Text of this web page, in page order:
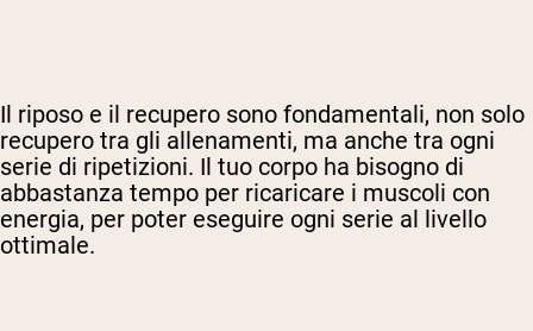
Il riposo e il recupero sono fondamentali, non solo
recupero tra gli allenamenti, ma anche tra ogni
serie di ripetizioni. Il tuo corpo ha bisogno di
abbastanza tempo per ricaricare i muscoli con
energia, per poter eseguire ogni serie al livello
ottimale.